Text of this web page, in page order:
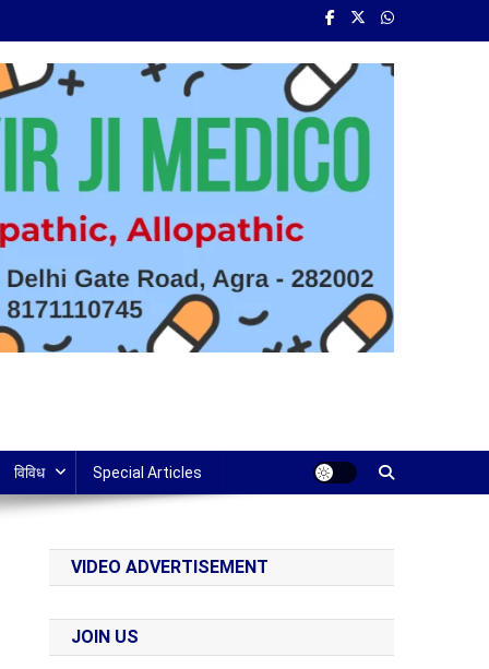
विविध Special Articles
VIDEO ADVERTISEMENT
JOIN US